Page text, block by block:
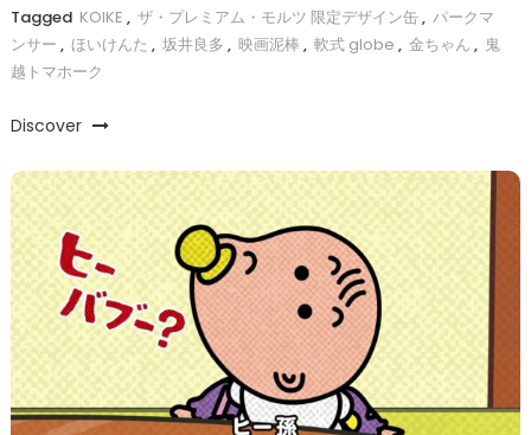
Tagged KOIKE , ザ・プレミアム・モルツ 限定デザイン缶, パークマ
ンサー , ほいけんた , 坂井良多 , 映画泥棒 , 軟式 globe , 金ちゃん , 鬼
越トマホーク
Discover